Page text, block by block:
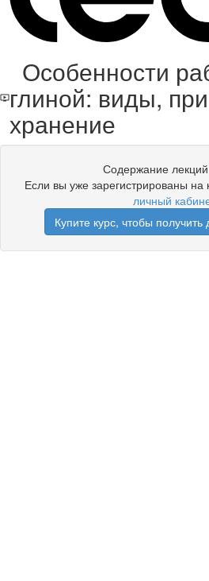
Особенности
глиной: виды,
хранение
Содержание
Если вы уже зарегистрированы на
личный
Купите курс, чтобы получить